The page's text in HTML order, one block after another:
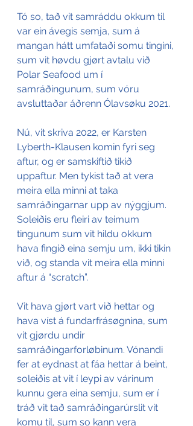
Tó so, tað vit samráddu okkum til
var ein ávegis semja, sum á
mangan hátt umfataði somu tingini,
sum vit høvdu gjørt avtalu við
Polar Seafood um í
samráðingunum, sum vóru
avsluttaðar áðrenn Ólavsøku 2021.
Nú, vit skriva 2022, er Karsten
Lyberth-Klausen komin fyri seg
aftur, og er samskiftið tikið
uppaftur. Men tykist tað at vera
meira ella minni at taka
samráðingarnar upp av nýggjum.
Soleiðis eru fleiri av teimum
tingunum sum vit hildu okkum
hava fingið eina semju um, ikki tikin
við, og standa vit meira ella minni
aftur á “scratch”.
Vit hava gjørt vart við hettar og
hava víst á fundarfrásøgnina, sum
vit gjørdu undir
samráðingarforløbinum. Vónandi
fer at eydnast at fáa hettar á beint,
soleiðis at vit í leypi av várinum
kunnu gera eina semju, sum er í
tráð vit tað samráðingarúrslit vit
komu til, sum so kann vera